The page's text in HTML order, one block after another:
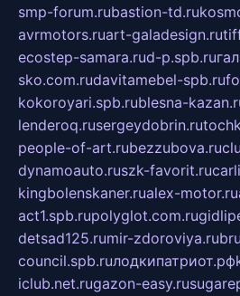
smp-forum.rubastion-td.ru
avrmotors.ruart-galadesign.ru
ecostep-samara.rud-p.spb.ru
sko.com.rudavitamebel-spb.ru
kokoroyari.spb.rublesna-
lenderoq.rusergeydobrin.ru
people-of-art.rubezzubova.ru
dynamoauto.ruszk-favorit.ru
kingbolenskaner.rualex-motor.ru
act1.spb.rupolyglot.com.ru
detsad125.rumir-zdoroviya.ru
council.spb.ruлодкипатриот.рф
iclub.net.rugazon-easy.ru